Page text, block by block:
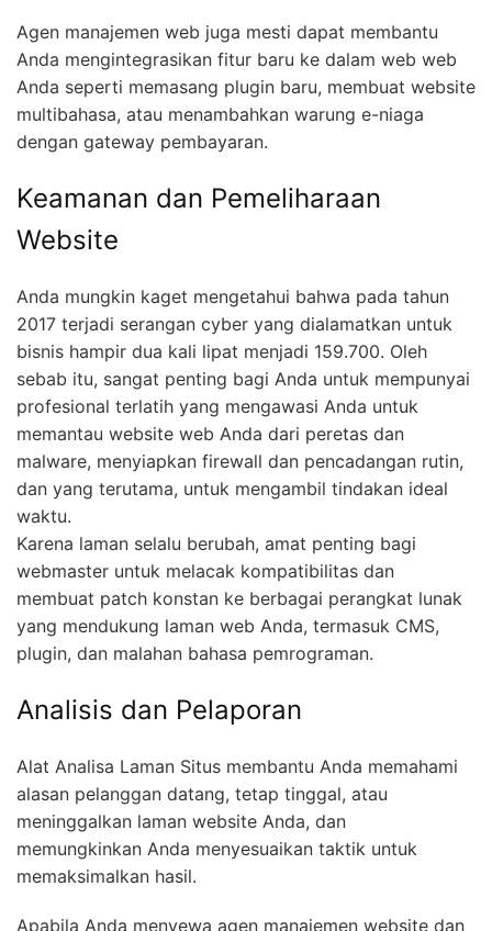
Agen manajemen web juga mesti dapat membantu
Anda mengintegrasikan fitur baru ke dalam web web
Anda seperti memasang plugin baru, membuat website
multibahasa, atau menambahkan warung e-niaga
dengan gateway pembayaran.
Keamanan dan Pemeliharaan
Website
Anda mungkin kaget mengetahui bahwa pada tahun
2017 terjadi serangan cyber yang dialamatkan untuk
bisnis hampir dua kali lipat menjadi 159.700. Oleh
sebab itu, sangat penting bagi Anda untuk mempunyai
profesional terlatih yang mengawasi Anda untuk
memantau website web Anda dari peretas dan
malware, menyiapkan firewall dan pencadangan rutin,
dan yang terutama, untuk mengambil tindakan ideal
waktu.
Karena laman selalu berubah, amat penting bagi
webmaster untuk melacak kompatibilitas dan
membuat patch konstan ke berbagai perangkat lunak
yang mendukung laman web Anda, termasuk CMS,
plugin, dan malahan bahasa pemrograman.
Analisis dan Pelaporan
Alat Analisa Laman Situs membantu Anda memahami
alasan pelanggan datang, tetap tinggal, atau
meninggalkan laman website Anda, dan
memungkinkan Anda menyesuaikan taktik untuk
memaksimalkan hasil.
Apabila Anda menyewa agen manajemen website dan